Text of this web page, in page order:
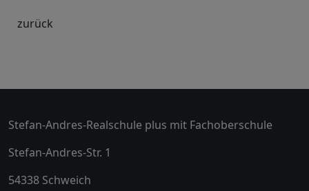
zurück
Stefan-Andres-Realschule plus mit Fachoberschule
Stefan-Andres-Str. 1
54338 Schweich